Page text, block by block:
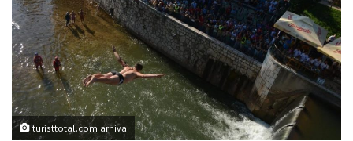
turisttotal.com arhiva